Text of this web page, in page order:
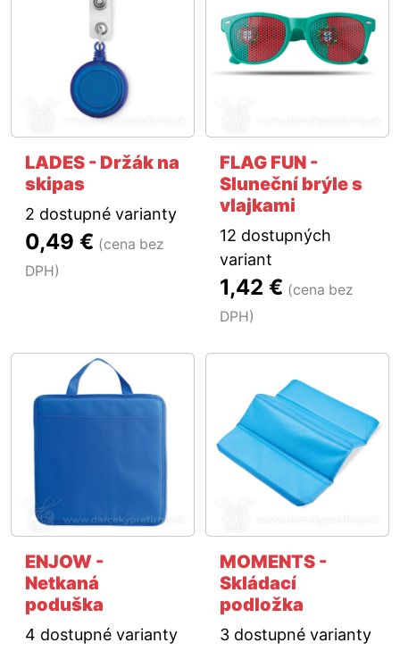
LADES - Držák na
skipas
2 dostupné varianty
0,49 € (cena bez
DPH)
FLAG FUN -
Sluneční brýle s
vlajkami
12 dostupných
variant
1,42 € (cena bez
DPH)
ENJOW -
Netkaná
poduška
4 dostupné varianty
MOMENTS -
Skládací
podložka
3 dostupné varianty